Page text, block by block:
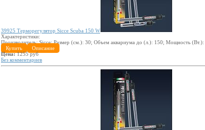
39925 Терморегулятор Sicce Scuba 150 W
Характеристики:
Производитель:Sicce; Размер (см.): 30; Объем аквариума до (л.): 150; Мощность (Вт.):
Купить
Описание
Цена:1255 руб
Без комментариев